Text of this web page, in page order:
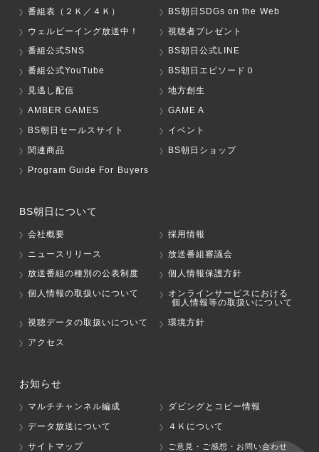
番組表（２Ｋ／４Ｋ）
BS朝日SDGs on the Web
ウェルビーイング放送中！
視聴者プレゼント
番組公式SNS
BS朝日公式LINE
番組公式YouTube
BS朝日エピソード０
見逃し配信
地方創生
AMBER GAMES
GAME A
BS朝日セールスサイト
イベント
関連商品
BS朝日ショップ
Program Guide For Buyers
BS朝日について
会社概要
採用情報
ニュースリリース
放送番組審議会
放送番組の種別の公表制度
個人情報保護方針
個人情報の取扱いについて
オンラインサービスにおける
個人情報等の取扱いについて
視聴データの取扱いについて
環境方針
アクセス
お知らせ
マルチチャンネル編成
ダビングとコピー情報
データ放送について
４Ｋについて
サイトマップ
ご意見・ご感想・お問い合わせ